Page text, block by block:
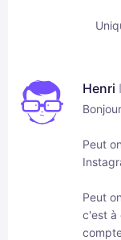
Henri
Peut
Peut
c'est à